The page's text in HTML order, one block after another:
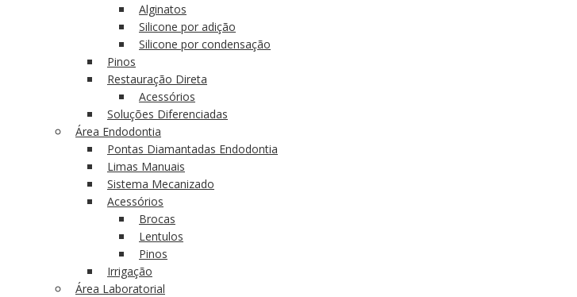
Alginatos
Silicone por adição
Silicone por condensação
Pinos
Restauração Direta
Acessórios
Soluções Diferenciadas
Área Endodontia
Pontas Diamantadas Endodontia
Limas Manuais
Sistema Mecanizado
Acessórios
Brocas
Lentulos
Pinos
Irrigação
Área Laboratorial